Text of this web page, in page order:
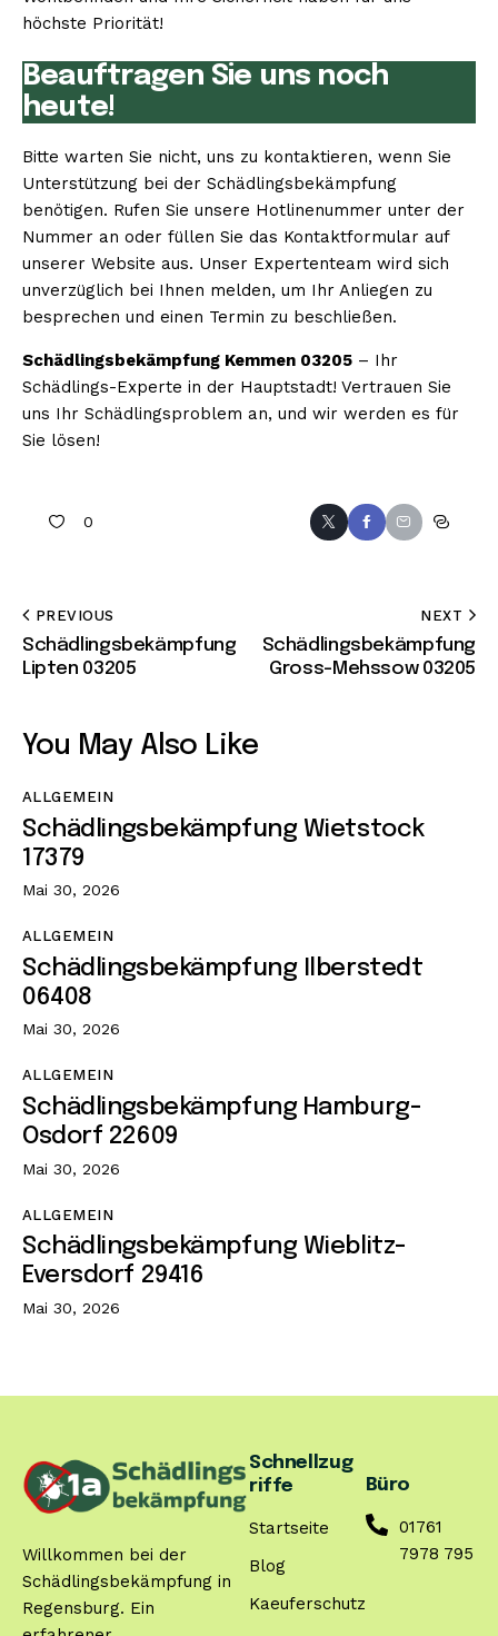
höchste Priorität!
Beauftragen Sie uns noch
heute!
Bitte warten Sie nicht, uns zu kontaktieren, wenn Sie
Unterstützung bei der Schädlingsbekämpfung
benötigen. Rufen Sie unsere Hotlinenummer unter der
Nummer an oder füllen Sie das Kontaktformular auf
unserer Website aus. Unser Expertenteam wird sich
unverzüglich bei Ihnen melden, um Ihr Anliegen zu
besprechen und einen Termin zu beschließen.
Schädlingsbekämpfung Kemmen 03205 – Ihr
Schädlings-Experte in der Hauptstadt! Vertrauen Sie
uns Ihr Schädlingsproblem an, und wir werden es für
Sie lösen!
0
PREVIOUS
Schädlingsbekämpfung
Lipten 03205
NEXT
Schädlingsbekämpfung
Gross-Mehssow 03205
You May Also Like
ALLGEMEIN
Schädlingsbekämpfung Wietstock
17379
Mai 30, 2026
ALLGEMEIN
Schädlingsbekämpfung Ilberstedt
06408
Mai 30, 2026
ALLGEMEIN
Schädlingsbekämpfung Hamburg-
Osdorf 22609
Mai 30, 2026
ALLGEMEIN
Schädlingsbekämpfung Wieblitz-
Eversdorf 29416
Mai 30, 2026
Willkommen bei der
Schädlingsbekämpfung in
Regensburg. Ein
Schnellzug
riffe
Startseite
Blog
Kaeuferschutz
Büro
01761
7978 795